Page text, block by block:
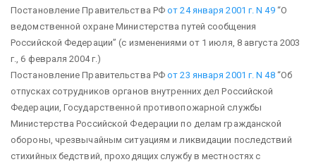
Постановление Правительства РФот 24 января 2001 г. N 49“О
ведомственной охране Министерства путей сообщения
Российской Федерации” (с изменениями от 1 июля, 8 августа 2003
г., 6 февраля 2004 г.)
Постановление Правительства РФот 23 января 2001 г. N 48“Об
отпусках сотрудников органов внутренних дел Российской
Федерации, Государственной противопожарной службы
Министерства Российской Федерации по делам гражданской
обороны, чрезвычайным ситуациям и ликвидации последствий
стихийных бедствий, проходящих службу в местностях с